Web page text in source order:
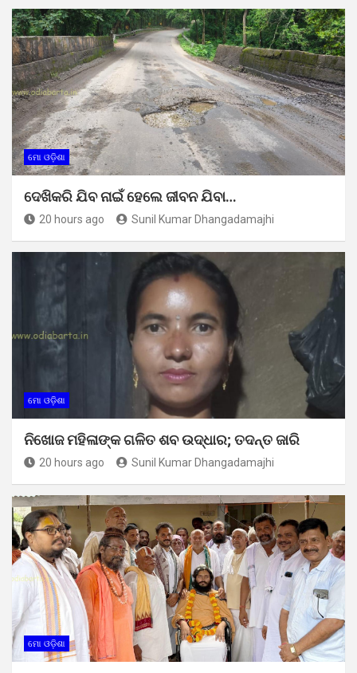
ମୋ ଓଡ଼ିଶା
ଦେଖିକରି ଯିବ ନାଇଁ ହେଲେ ଜୀବନ ଯିବା…
20 hours ago Sunil Kumar Dhangadamajhi
ମୋ ଓଡ଼ିଶା
ନିଖୋଜ ମହିଳାଙ୍କ ଗଳିତ ଶବ ଉଦ୍ଧାର; ତଦନ୍ତ ଜାରି
20 hours ago Sunil Kumar Dhangadamajhi
ମୋ ଓଡ଼ିଶା